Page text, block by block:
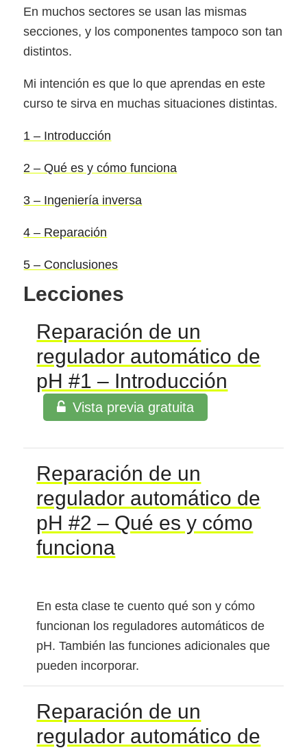
En muchos sectores se usan las mismas
secciones, y los componentes tampoco son tan
distintos.
Mi intención es que lo que aprendas en este
curso te sirva en muchas situaciones distintas.
1 – Introducción
2 – Qué es y cómo funciona
3 – Ingeniería inversa
4 – Reparación
5 – Conclusiones
Lecciones
Reparación de un
regulador automático de
pH #1 – Introducción
Vista previa gratuita
Reparación de un
regulador automático de
pH #2 – Qué es y cómo
funciona
En esta clase te cuento qué son y cómo
funcionan los reguladores automáticos de
pH. También las funciones adicionales que
pueden incorporar.
Reparación de un
regulador automático de